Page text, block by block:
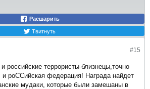
Расшарить
Твитнуть
#15
российские террористы-близнецы,точно
роССийская федерация! Награда найдет
мудаки, которые были замешаны в